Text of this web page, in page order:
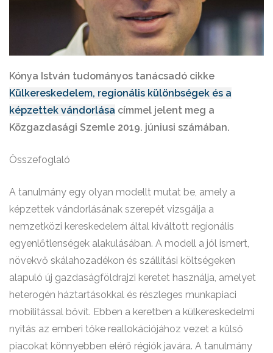
Kónya István tudományos tanácsadó cikke
Külkereskedelem, regionális különbségek és a
képzettek vándorlása címmel jelent meg a
Közgazdasági Szemle 2019. júniusi számában.
Összefoglaló
A tanulmány egy olyan modellt mutat be, amely a
képzettek vándorlásának szerepét vizsgálja a
nemzetközi kereskedelem által kiváltott regionális
egyenlőtlenségek alakulásában. A modell a jól ismert,
növekvő skálahozadékon és szállítási költségeken
alapuló új gazdaságföldrajzi keretet használja, amelyet
heterogén háztartásokkal és részleges munkapiaci
mobilitással bővít. Ebben a keretben a külkereskedelmi
nyitás az emberi tőke reallokációjához vezet a külső
piacokat könnyebben elérő régiók javára. A tanulmány